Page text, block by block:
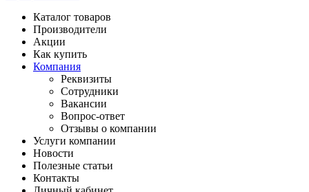
Каталог товаров
Производители
Акции
Как купить
Компания
Реквизиты
Сотрудники
Вакансии
Вопрос-ответ
Отзывы о компании
Услуги компании
Новости
Полезные статьи
Контакты